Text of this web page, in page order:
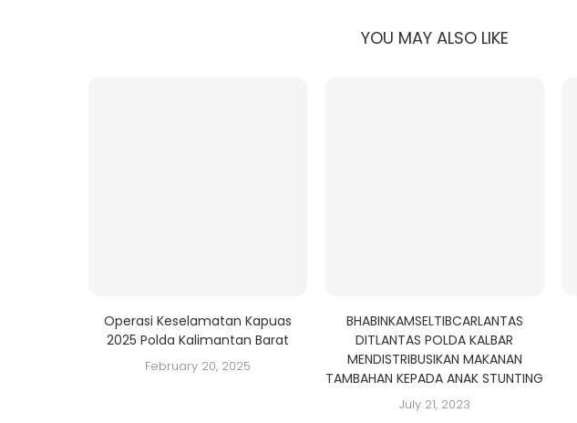
YOU MAY ALSO LIKE
Operasi Keselamatan Kapuas
2025 Polda Kalimantan Barat
February 20, 2025
BHABINKAMSELTIBCARLANTAS
DITLANTAS POLDA KALBAR
MENDISTRIBUSIKAN MAKANAN
TAMBAHAN KEPADA ANAK STUNTING
July 21, 2023